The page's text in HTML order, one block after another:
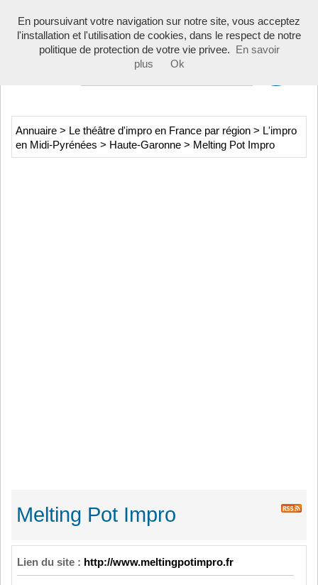
Toggle
Annuaire > Le théâtre d'impro en France par région > L'impro
en Midi-Pyrénées > Haute-Garonne > Melting Pot Impro
Melting Pot Impro
Lien du site : http://www.meltingpotimpro.fr
En poursuivant votre navigation sur notre site, vous acceptez
l'installation et l'utilisation de cookies, dans le respect de notre
politique de protection de votre vie privee.
En savoir
plus
Ok